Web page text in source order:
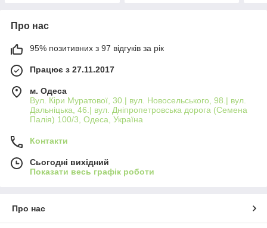
Про нас
95% позитивних з 97 відгуків за рік
Працює з 27.11.2017
м. Одеса
Вул. Кіри Муратової, 30.| вул. Новосельського, 98.| вул.
Дальніцька, 46.| вул. Дніпропетровська дорога (Семена
Палія) 100/3, Одеса, Україна
Контакти
Сьогодні вихідний
Показати весь графік роботи
Про нас